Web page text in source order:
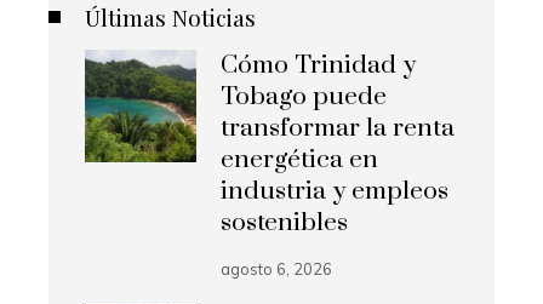
Últimas Noticias
Cómo Trinidad y
Tobago puede
transformar la renta
energética en
industria y empleos
sostenibles
agosto 6, 2026